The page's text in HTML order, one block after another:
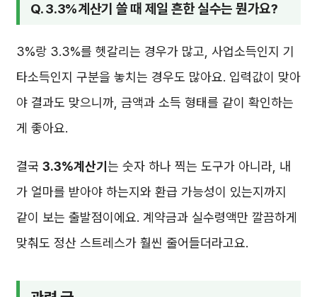
Q. 3.3%계산기 쓸 때 제일 흔한 실수는 뭔가요?
3%랑 3.3%를 헷갈리는 경우가 많고, 사업소득인지 기
타소득인지 구분을 놓치는 경우도 많아요. 입력값이 맞아
야 결과도 맞으니까, 금액과 소득 형태를 같이 확인하는
게 좋아요.
결국 3.3%계산기는 숫자 하나 찍는 도구가 아니라, 내
가 얼마를 받아야 하는지와 환급 가능성이 있는지까지
같이 보는 출발점이에요. 계약금과 실수령액만 깔끔하게
맞춰도 정산 스트레스가 훨씬 줄어들더라고요.